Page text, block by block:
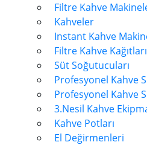
Filtre Kahve
Kahveler
Instant Kahve
Filtre Kahve Kağıtları
Süt Soğutucuları
Profesyonel Kahve
Profesyonel Kahve
3.Nesil Kahve
Kahve Potları
El Değirmenleri